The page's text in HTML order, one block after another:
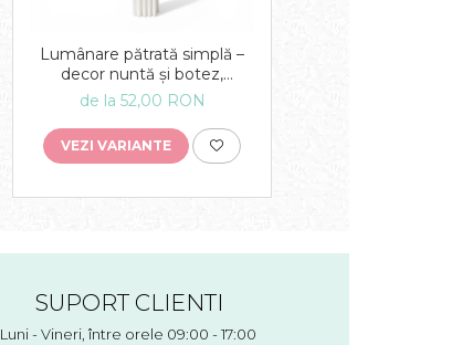
Lumânare pătrată simplă –
decor nuntă și botez,
lumânare eveniment
de la 52,00 RON
VEZI VARIANTE
SUPORT CLIENTI
Luni - Vineri, între orele 09:00 - 17:00